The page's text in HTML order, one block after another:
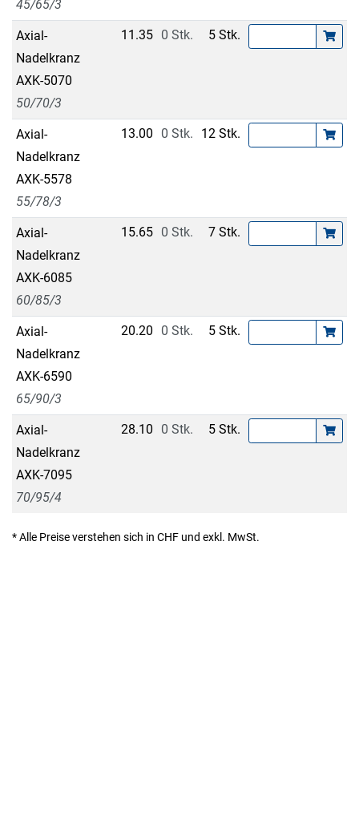
45/65/3
Axial-
Nadelkranz
AXK-5070
50/70/3
11.35 0 Stk. 5 Stk.
Axial-
Nadelkranz
AXK-5578
55/78/3
13.00 0 Stk. 12 Stk.
Axial-
Nadelkranz
AXK-6085
60/85/3
15.65 0 Stk. 7 Stk.
Axial-
Nadelkranz
AXK-6590
65/90/3
20.20 0 Stk. 5 Stk.
Axial-
Nadelkranz
AXK-7095
70/95/4
28.10 0 Stk. 5 Stk.
* Alle Preise verstehen sich in CHF und exkl. MwSt.